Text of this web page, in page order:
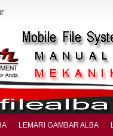
LEMARI GAMBAR ALBA